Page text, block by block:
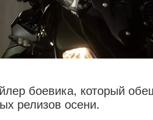
боевика, который
релизов осени.